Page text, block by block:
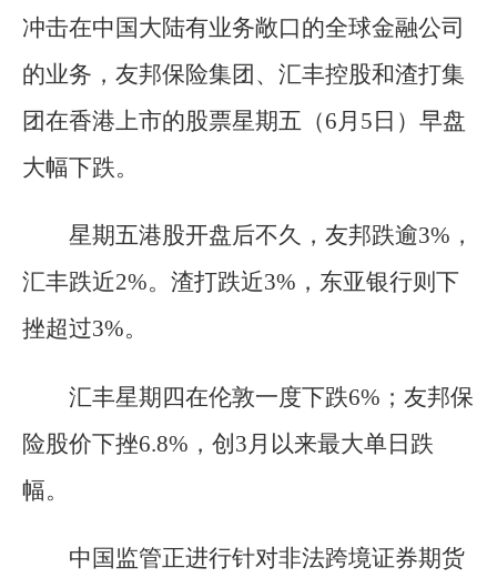
冲击在中国大陆有业务敞口的全球金融公司
的业务，友邦保险集团、汇丰控股和渣打集
团在香港上市的股票星期五（6月5日）早盘
大幅下跌。
星期五港股开盘后不久，友邦跌逾3%，
汇丰跌近2%。渣打跌近3%，东亚银行则下
挫超过3%。
汇丰星期四在伦敦一度下跌6%；友邦保
险股价下挫6.8%，创3月以来最大单日跌
幅。
中国监管正进行针对非法跨境证券期货